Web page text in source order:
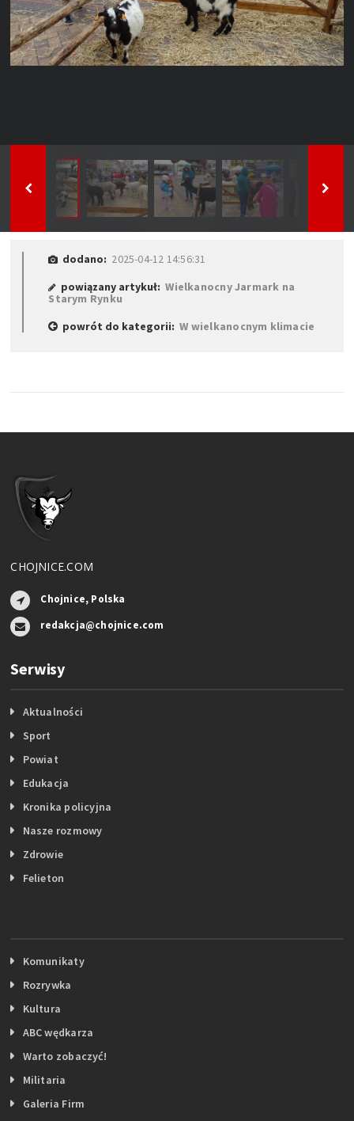
dodano: 2025-04-12 14:56:31
powiązany artykuł:Wielkanocny Jarmark na
Starym Rynku
powrót do kategorii:W wielkanocnym klimacie
CHOJNICE.COM
Chojnice, Polska
redakcja@chojnice.com
Serwisy
Aktualności
Sport
Powiat
Edukacja
Kronika policyjna
Nasze rozmowy
Zdrowie
Felieton
Komunikaty
Rozrywka
Kultura
ABC wędkarza
Warto zobaczyć!
Militaria
Galeria Firm